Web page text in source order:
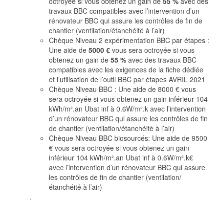
travaux BBC compatibles avec l’intervention d’un
rénovateur BBC qui assure les contrôles de fin de
chantier (ventilation/étanchéité à l’air)
Chèque Niveau 2 expérimentation BBC par étapes :
Une aide de 5000 € vous sera octroyée si vous
obtenez un gain de 55 % avec des travaux BBC
compatibles avec les exigences de la fiche dédiée
et l’utilisation de l’outil BBC par étapes AVRIL 2021
Chèque Niveau BBC : Une aide de 8000 € vous
sera octroyée si vous obtenez un gain inférieur 104
kWh/m².an Ubat inf à 0.6W/m².k avec l’intervention
d’un rénovateur BBC qui assure les contrôles de fin
de chantier (ventilation/étanchéité à l’air)
Chèque Niveau BBC biosourcés: Une aide de 9500
€ vous sera octroyée si vous obtenez un gain
inférieur 104 kWh/m².an Ubat inf à 0.6W/m².k€
avec l’intervention d’un rénovateur BBC qui assure
les contrôles de fin de chantier (ventilation/
étanchéité à l’air)
.